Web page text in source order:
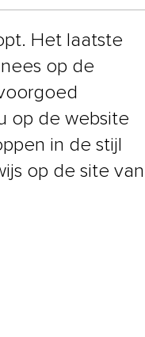
Het laatste
op de
op de website
in de stijl
op de site van